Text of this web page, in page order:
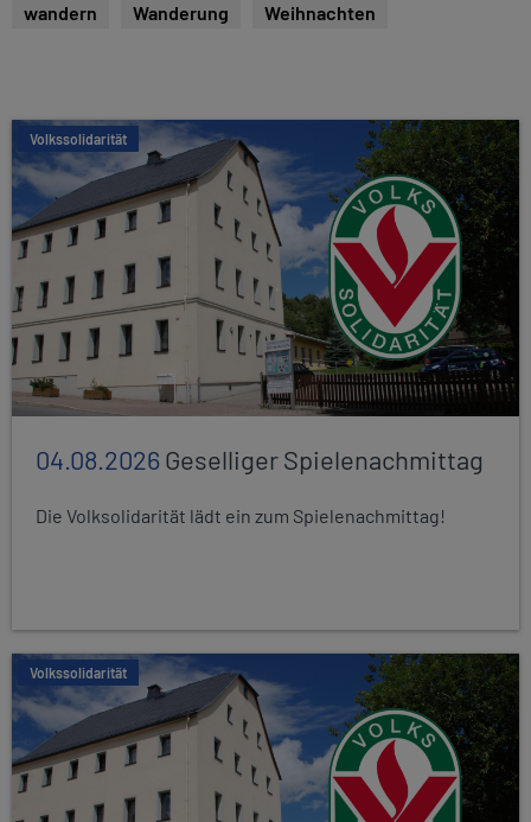
wandern Wanderung Weihnachten
Volkssolidarität
04.08.2026Geselliger Spielenachmittag
Die Volksolidarität lädt ein zum Spielenachmittag!
Volkssolidarität